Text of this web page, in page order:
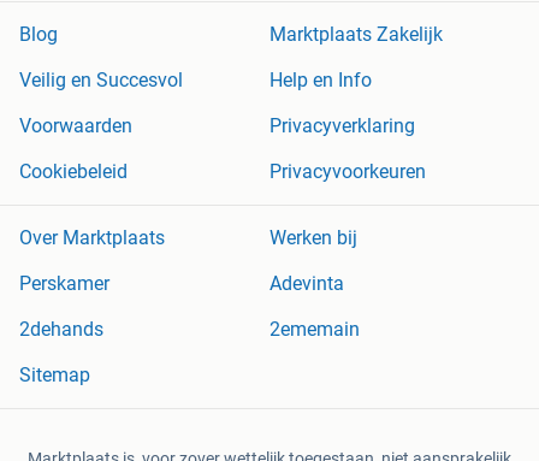
Blog
Marktplaats Zakelijk
Veilig en Succesvol
Help en Info
Voorwaarden
Privacyverklaring
Cookiebeleid
Privacyvoorkeuren
Over Marktplaats
Werken bij
Perskamer
Adevinta
2dehands
2ememain
Sitemap